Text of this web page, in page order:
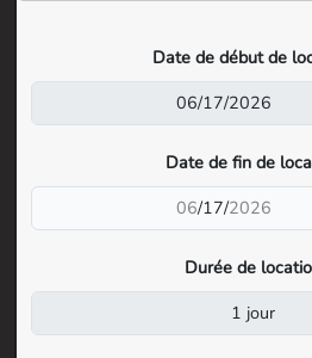
Date de début de
Date de fin de
Durée de